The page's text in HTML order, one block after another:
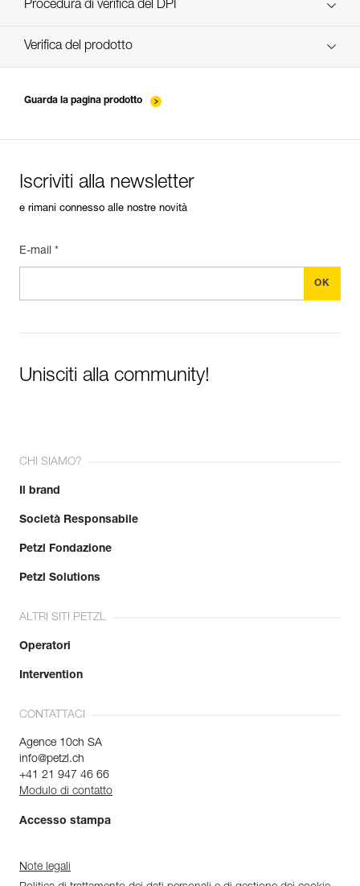
scopri ePPEcentre
Procedura di verifica del DPI
verif-EPI-ASAP-LOCK-procedure-IT
Verifica del prodotto
Guarda la pagina prodotto
Iscriviti alla newsletter
e rimani connesso alle nostre novità
E-mail *
Unisciti alla community!
CHI SIAMO?
Il brand
Società Responsabile
Petzl Fondazione
Petzl Solutions
ALTRI SITI PETZL
Operatori
Intervention
CONTATTACI
Agence 10ch SA
info@petzl.ch
+41 21 947 46 66
Modulo di contatto
Accesso stampa
Note legali